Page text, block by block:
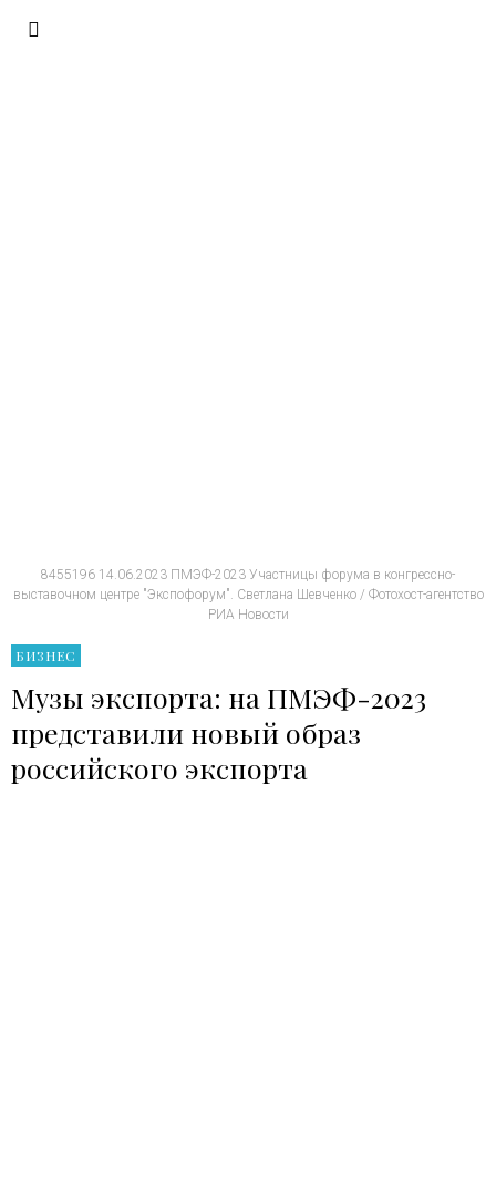
8455196 14.06.2023 ПМЭФ-2023 Участницы форума в конгрессно-
выставочном центре "Экспофорум". Светлана Шевченко / Фотохост-агентство
РИА Новости
БИЗНЕС
Музы экспорта: на ПМЭФ-2023
представили новый образ
российского экспорта